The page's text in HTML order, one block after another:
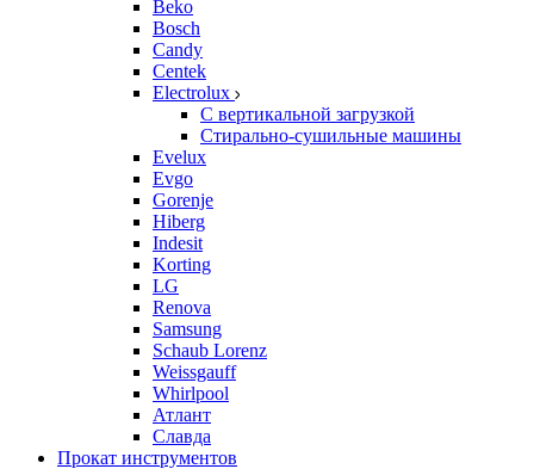
Beko
Bosch
Candy
Centek
Electrolux
С вертикальной загрузкой
Стирально-сушильные машины
Evelux
Evgo
Gorenje
Hiberg
Indesit
Korting
LG
Renova
Samsung
Schaub Lorenz
Weissgauff
Whirlpool
Атлант
Славда
Прокат инструментов